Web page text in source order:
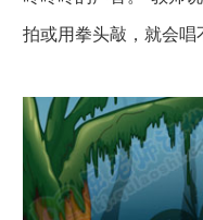
拍或用拳头敲，就会唱